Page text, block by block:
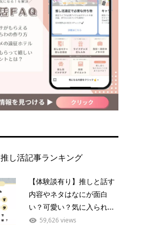
推し活記事ランキング
【体験談有り】推しと話す
内容やネタはなにが面白
い？可愛い？気に入られ...
59,626 views